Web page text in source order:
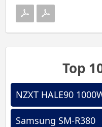
Top
NZXT HALE90
Samsung SM-R380